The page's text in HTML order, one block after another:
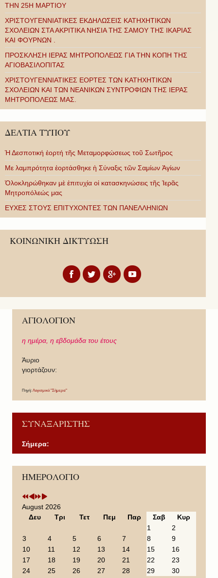
ΤΗΝ 25Η ΜΑΡΤΙΟΥ
ΧΡΙΣΤΟΥΓΕΝΝΙΑΤΙΚΕΣ ΕΚΔΗΛΩΣΕΙΣ ΚΑΤΗΧΗΤΙΚΩΝ
ΣΧΟΛΕΙΩΝ ΣΤΑ ΑΚΡΙΤΙΚΑ ΝΗΣΙΑ ΤΗΣ ΣΑΜΟΥ ΤΗΣ ΙΚΑΡΙΑΣ
ΚΑΙ ΦΟΥΡΝΩΝ .
ΠΡΟΣΚΛΗΣΗ ΙΕΡΑΣ ΜΗΤΡΟΠΟΛΕΩΣ ΓΙΑ ΤΗΝ ΚΟΠΗ ΤΗΣ
ΑΓΙΟΒΑΣΙΛΟΠΙΤΑΣ
ΧΡΙΣΤΟΥΓΕΝΝΙΑΤΙΚΕΣ ΕΟΡΤΕΣ ΤΩΝ ΚΑΤΗΧΗΤΙΚΩΝ
ΣΧΟΛΕΙΩΝ ΚΑΙ ΤΩΝ ΝΕΑΝΙΚΩΝ ΣΥΝΤΡΟΦΙΩΝ ΤΗΣ ΙΕΡΑΣ
ΜΗΤΡΟΠΟΛΕΩΣ ΜΑΣ.
ΔΕΛΤΙΑ ΤΥΠΟΥ
Ἡ Δεσποτική ἑορτή τῆς Μεταμορφώσεως τοῦ Σωτῆρος
Με λαμπρότητα ἑορτάσθηκε ἡ Σύναξις τῶν Σαμίων Ἁγίων
Ὁλοκληρώθηκαν μὲ ἐπιτυχία οἱ κατασκηνώσεις τῆς Ἱερᾶς
Μητροπόλεώς μας
ΕΥΧΕΣ ΣΤΟΥΣ ΕΠΙΤΥΧΟΝΤΕΣ ΤΩΝ ΠΑΝΕΛΛΗΝΙΩΝ
ΚΟΙΝΩΝΙΚΗ ΔΙΚΤΥΩΣΗ
ΑΓΙΟΛΟΓΙΟΝ
η ημέρα, η εβδομάδα του έτους
Άυριο
γιορτάζουν:
Πηγή: Λογισμικό "Σήμερα"
ΣΥΝΑΞΑΡΙΣΤΗΣ
Σήμερα:
ΗΜΕΡΟΛΟΓΙΟ
P
r
v
i
e
a
r
P
r
v
i
o
o
t
N
e
t
Y
e
N
e
t
M
August 2026
Δευ
Τρι Τετ Πεμ Παρ Σαβ
Κυρ
1
2
3
4 5 6 7 8
9
10
11 12 13 14 15
16
17
18 19 20 21 22
23
24
25 26 27 28 29
30